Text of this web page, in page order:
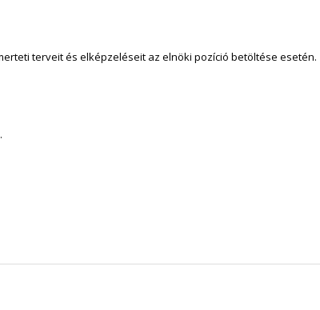
terveit és elképzeléseit az elnöki pozíció betöltése esetén.